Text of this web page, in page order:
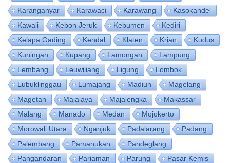
Karanganyar
Karawaci Karawang
Kasokandel
Kawali
Kebon Jeruk Kebumen
Kediri
Kelapa Gading
Kendal Klaten Krian
Kudus
Kuningan
Kupang Lamongan
Lampung
Lembang
Leuwiliang Ligung
Lombok
Lubuklinggau
Lumajang Madiun
Magelang
Magetan
Majalaya Majalengka
Makassar
Malang
Manado Medan
Mojokerto
Morowali Utara
Nganjuk Padalarang
Padang
Palembang
Pamanukan
Pandeglang
Pangandaran
Pariaman Parung
Pasar Kemis